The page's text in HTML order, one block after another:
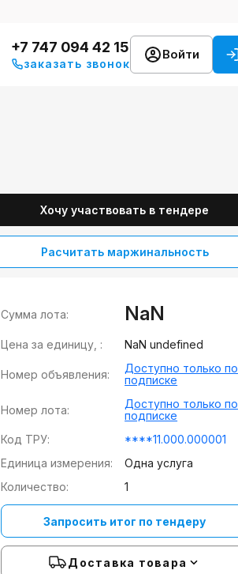
+7 747 094 42 15
заказать звонок
Войти
Хочу участвовать в тендере
Расчитать маржинальность
Сумма лота: NaN
Цена за единицу, : NaN undefined
Номер объявления:
Доступно только по
подписке
Номер лота:
Доступно только по
подписке
Код ТРУ:
****11.000.000001
Единица измерения:
Одна услуга
Количество:
1
Запросить итог по тендеру
Доставка товара